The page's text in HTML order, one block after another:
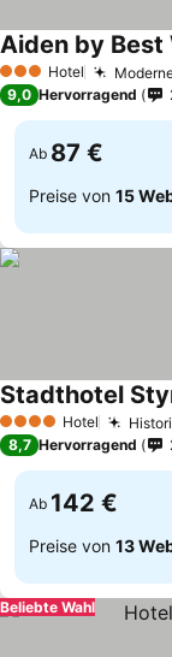
3 SterneHotel
9,0 Hervorragend
Ab 87 €
Preise von 15
4 Sterne Hotel
Stadthotel
8,7 Hervorragend
Ab 142 €
Preise von 13
Beliebte Wahl